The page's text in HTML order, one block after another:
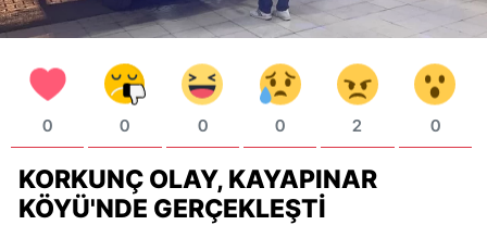
0 0 0 0 2 0
KORKUNÇ OLAY, KAYAPINAR
KÖYÜ'NDE GERÇEKLEŞTI